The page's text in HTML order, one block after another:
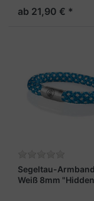
ab 21,90 € *
Segeltau-
Weiß 8mm